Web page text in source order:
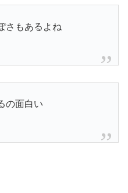
さもあるよね
の面白い